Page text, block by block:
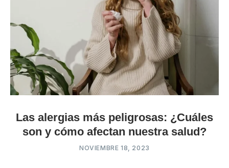
Las alergias más peligrosas: ¿Cuáles
son y cómo afectan nuestra salud?
NOVIEMBRE 18, 2023